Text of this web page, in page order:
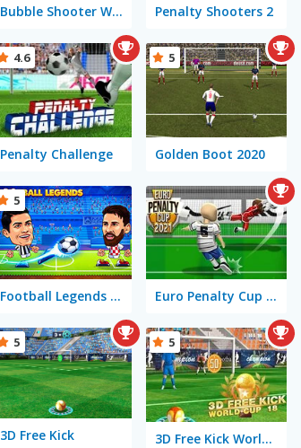
Bubble Shooter World Cup Penalty Shooters 2
Penalty Challenge
4.6
Golden Boot 2020
5
Football Legends 2021
5
Euro Penalty Cup 2021
3D Free Kick
5
3D Free Kick World Cup 18
5